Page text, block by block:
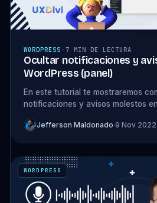
WORDPRESS · 7 MIN DE LECTURA
Ocultar notificaciones y
WordPress (panel)
En este tutorial te mostraremos
notificaciones y avisos molestos
Jefferson Maldonado·9 Nov 2022
WORDPRESS